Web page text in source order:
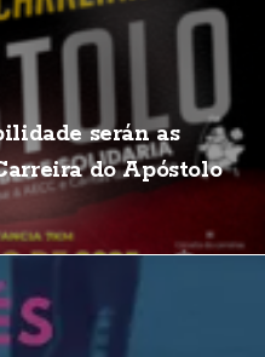
serán as
do Apóstolo